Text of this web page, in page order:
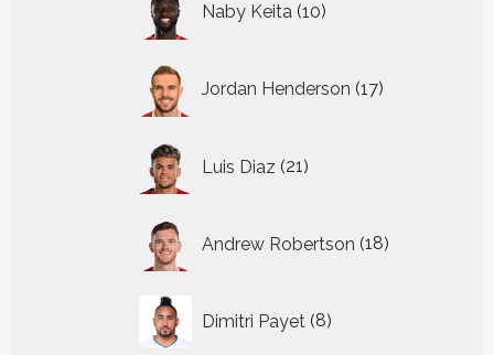
Naby Keita 10
producten
Jordan Henderson 17
producten
Luis Diaz 21
producten
Andrew Robertson 18
producten
Dimitri Payet 8
producten